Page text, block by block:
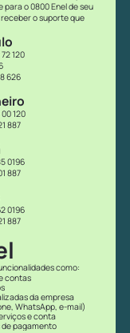
para o 0800 Enel de seu
o suporte que
120
626
120
887
0196
887
0196
887
como:
contas
da empresa
WhatsApp, e-mail)
e conta
de pagamento